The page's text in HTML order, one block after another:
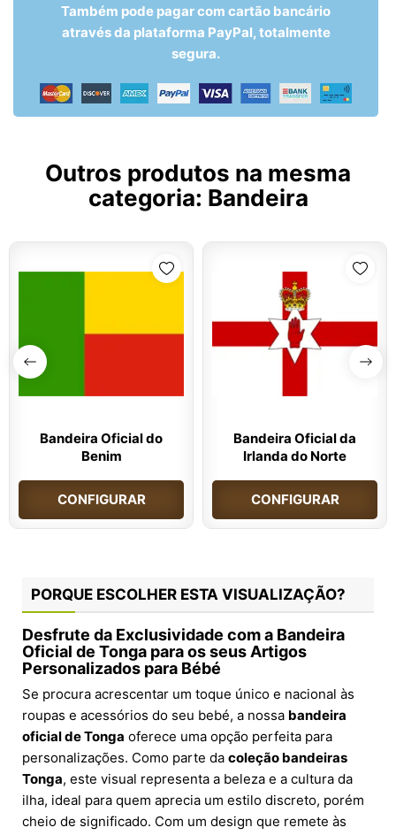
Também pode pagar com cartão bancário
através da plataforma PayPal, totalmente
segura.
Outros produtos na mesma
categoria: Bandeira
Bandeira Oficial do
Benim
CONFIGURAR
Bandeira Oficial da
Irlanda do Norte
CONFIGURAR
PORQUE ESCOLHER ESTA VISUALIZAÇÃO?
Desfrute da Exclusividade com a Bandeira
Oficial de Tonga para os seus Artigos
Personalizados para Bébé
Se procura acrescentar um toque único e nacional às
roupas e acessórios do seu bebé, a nossa bandeira
oficial de Tonga oferece uma opção perfeita para
personalizações. Como parte da coleção bandeiras
Tonga, este visual representa a beleza e a cultura da
ilha, ideal para quem aprecia um estilo discreto, porém
cheio de significado. Com um design que remete às